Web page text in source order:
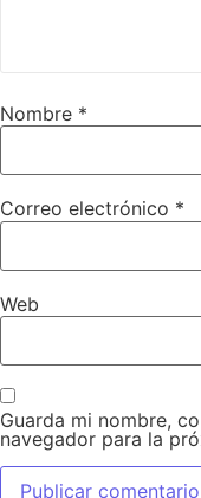
Nombre *
Correo electrónico *
Web
Guarda mi nombre,
navegador para la